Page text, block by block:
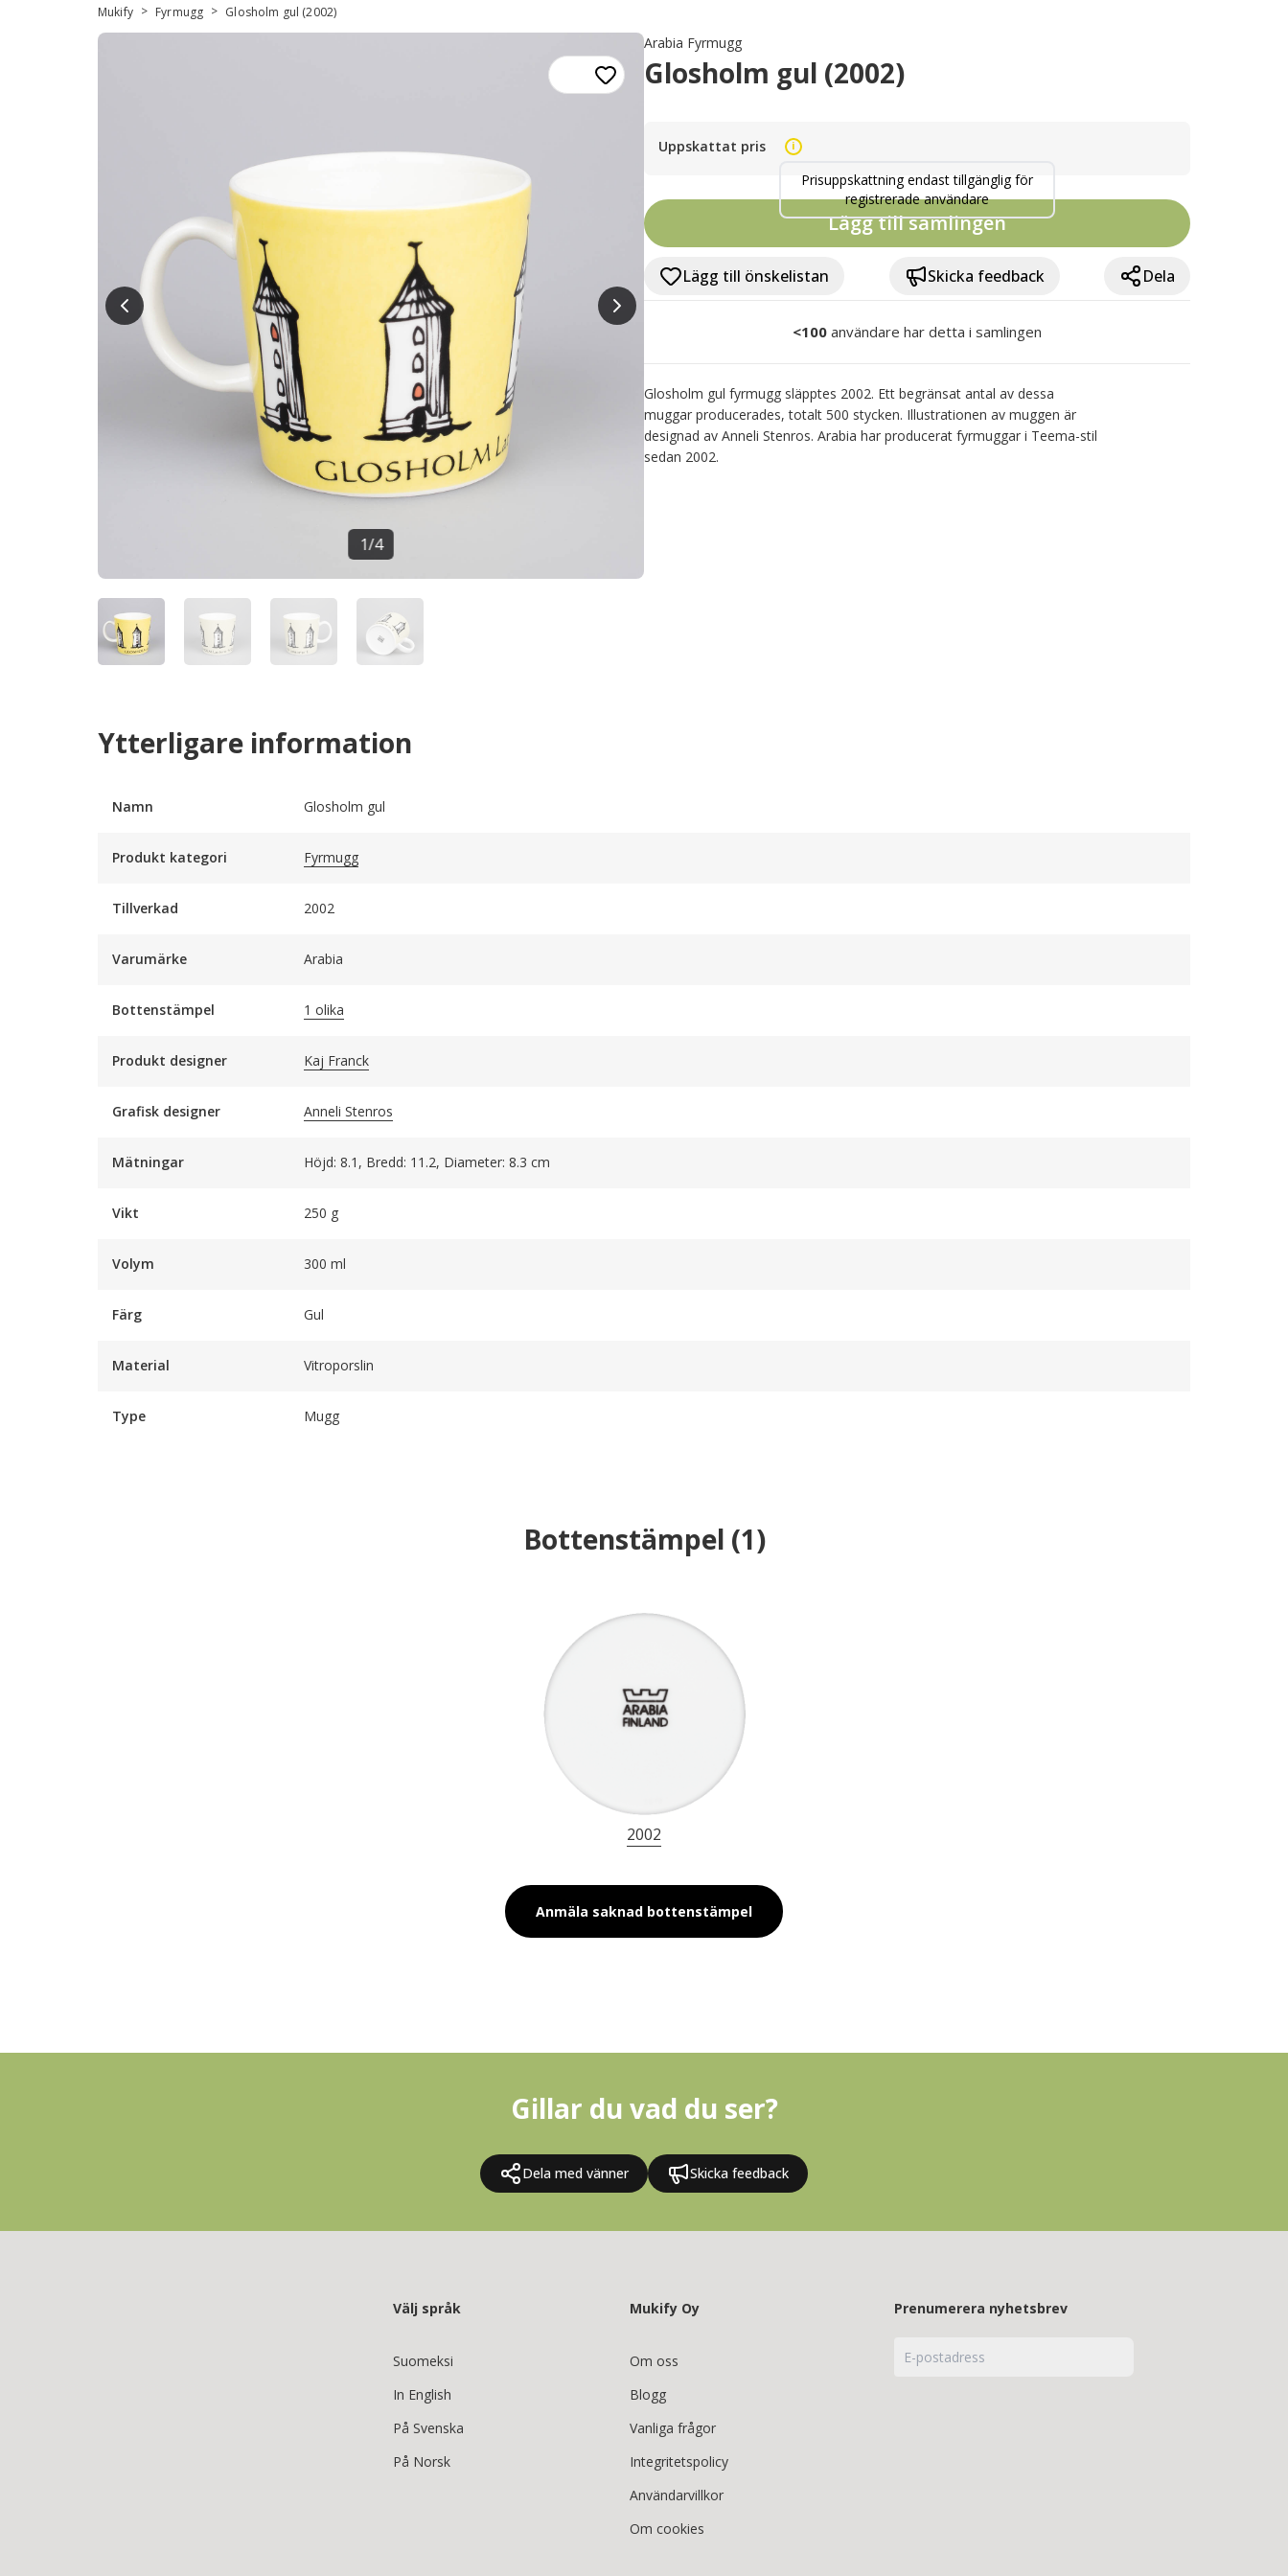
Mukify > Fyrmugg > Glosholm gul (2002)
1/4
Arabia Fyrmugg
Glosholm gul (2002)
Uppskattat pris i
Prisuppskattning endast tillgänglig för
registrerade användare
Lägg till samlingen
Lägg till önskelistan Skicka feedback Dela
<100 användare har detta i samlingen
Glosholm gul fyrmugg släpptes 2002. Ett begränsat antal av dessa
muggar producerades, totalt 500 stycken. Illustrationen av muggen är
designad av Anneli Stenros. Arabia har producerat fyrmuggar i Teema-stil
sedan 2002.
Ytterligare information
Namn Glosholm gul
Produkt kategori Fyrmugg
Tillverkad 2002
Varumärke Arabia
Bottenstämpel 1 olika
Produkt designer Kaj Franck
Grafisk designer Anneli Stenros
Mätningar Höjd: 8.1, Bredd: 11.2, Diameter: 8.3 cm
Vikt 250 g
Volym 300 ml
Färg Gul
Material Vitroporslin
Type Mugg
Bottenstämpel (1)
2002
Anmäla saknad bottenstämpel
Gillar du vad du ser?
Dela med vänner Skicka feedback
Välj språk
Suomeksi
In English
På Svenska
På Norsk
Mukify Oy
Om oss
Blogg
Vanliga frågor
Integritetspolicy
Användarvillkor
Om cookies
Prenumerera nyhetsbrev